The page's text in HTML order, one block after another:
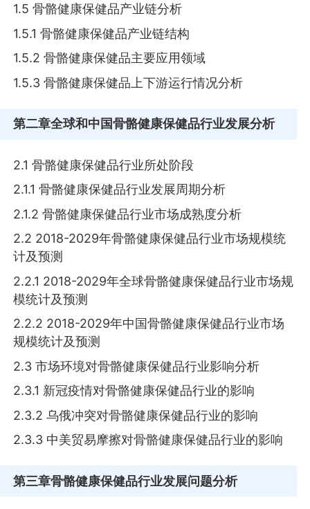
1.5 骨骼健康保健品产业链分析
1.5.1 骨骼健康保健品产业链结构
1.5.2 骨骼健康保健品主要应用领域
1.5.3 骨骼健康保健品上下游运行情况分析
第二章全球和中国骨骼健康保健品行业发展分析
2.1 骨骼健康保健品行业所处阶段
2.1.1 骨骼健康保健品行业发展周期分析
2.1.2 骨骼健康保健品行业市场成熟度分析
2.2 2018-2029年骨骼健康保健品行业市场规模统
计及预测
2.2.1 2018-2029年全球骨骼健康保健品行业市场规
模统计及预测
2.2.2 2018-2029年中国骨骼健康保健品行业市场
规模统计及预测
2.3 市场环境对骨骼健康保健品行业影响分析
2.3.1 新冠疫情对骨骼健康保健品行业的影响
2.3.2 乌俄冲突对骨骼健康保健品行业的影响
2.3.3 中美贸易摩擦对骨骼健康保健品行业的影响
第三章骨骼健康保健品行业发展问题分析